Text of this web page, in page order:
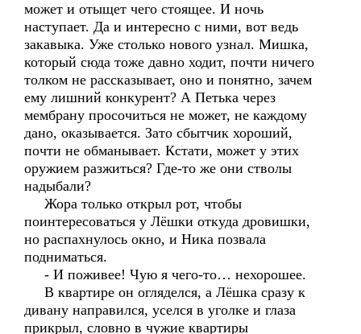
может и отыщет чего стоящее. И ночь
наступает. Да и интересно с ними, вот ведь
закавыка. Уже столько нового узнал. Мишка,
который сюда тоже давно ходит, почти ничего
толком не рассказывает, оно и понятно, зачем
ему лишний конкурент? А Петька через
мембрану просочиться не может, не каждому
дано, оказывается. Зато сбытчик хороший,
почти не обманывает. Кстати, может у этих
оружием разжиться? Где-то же они стволы
надыбали?
Жора только открыл рот, чтобы
поинтересоваться у Лёшки откуда дровишки,
но распахнулось окно, и Ника позвала
подниматься.
- И поживее! Чую я чего-то… нехорошее.
В квартире он огляделся, а Лёшка сразу к
дивану направился, уселся в уголке и глаза
прикрыл, словно в чужие квартиры